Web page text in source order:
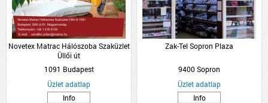
Novetex Matrac Hálószoba Szaküzlet
Üllői út
1091 Budapest
Üzlet adatlap
Info
Zak-Tel Sopron Plaza
9400 Sopron
Üzlet adatlap
Info